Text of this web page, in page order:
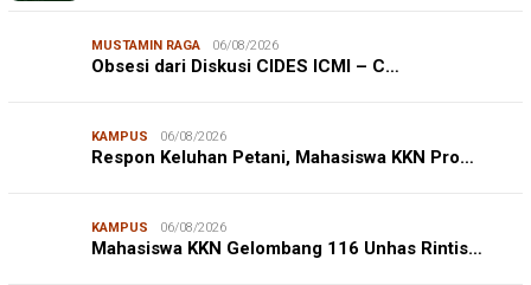
MUSTAMIN RAGA 06/08/2026
Obsesi dari Diskusi CIDES ICMI – C…
KAMPUS 06/08/2026
Respon Keluhan Petani, Mahasiswa KKN Pro…
KAMPUS 06/08/2026
Mahasiswa KKN Gelombang 116 Unhas Rintis…